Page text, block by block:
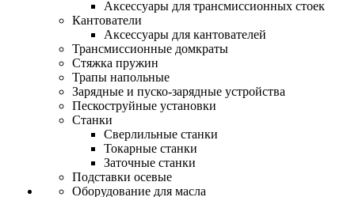
Аксессуары для трансмиссионных стоек
Кантователи
Аксессуары для кантователей
Трансмиссионные домкраты
Стяжка пружин
Трапы напольные
Зарядные и пуско-зарядные устройства
Пескоструйные установки
Станки
Сверлильные станки
Токарные станки
Заточные станки
Подставки осевые
Оборудование для масла